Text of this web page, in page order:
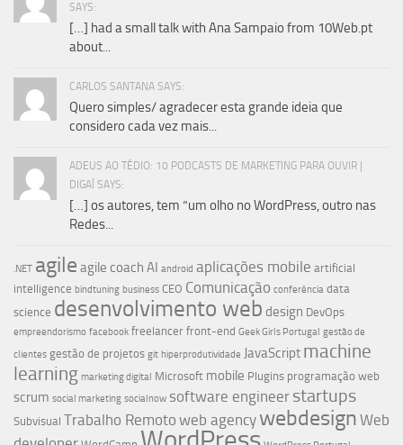
SAYS:
[…] had a small talk with Ana Sampaio from 10Web.pt
about...
CARLOS SANTANA SAYS:
Quero simples/ agradecer esta grande ideia que
considero cada vez mais...
ADEUS AO TÉDIO: 10 PODCASTS DE MARKETING PARA OUVIR |
DIGAÍ SAYS:
[…] os autores, tem “um olho no WordPress, outro nas
Redes...
.NET agile agile coach AI android aplicações mobile artificial
intelligence bindtuning business CEO Comunicação conferência data
science desenvolvimento web design DevOps
empreendorismo facebook freelancer front-end Geek Girls Portugal gestão de
clientes gestão de projetos git hiperprodutividade JavaScript machine
learning marketing digital Microsoft mobile Plugins programação web
scrum social marketing socialnow software engineer startups
Subvisual Trabalho Remoto web agency webdesign Web